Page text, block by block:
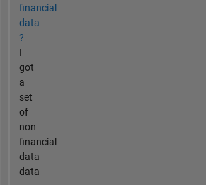
financial
data
?
I
got
a
set
of
non
financial
data
data